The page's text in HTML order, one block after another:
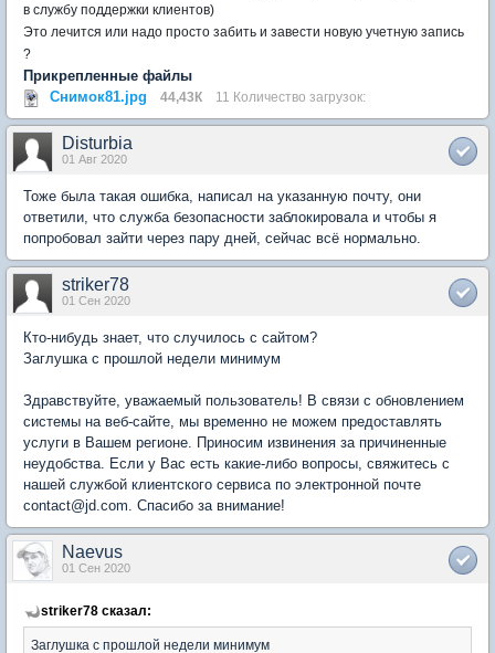
в службу поддержки клиентов)
Это лечится или надо просто забить и завести новую учетную запись
?
Прикрепленные файлы
Снимок81.jpg
44,43К 11 Количество загрузок:
Disturbia
01 Авг 2020
Тоже была такая ошибка, написал на указанную почту, они
ответили, что служба безопасности заблокировала и чтобы я
попробовал зайти через пару дней, сейчас всё нормально.
striker78
01 Сен 2020
Кто-нибудь знает, что случилось с сайтом?
Заглушка с прошлой недели минимум
Здравствуйте, уважаемый пользователь! В связи с обновлением
системы на веб-сайте, мы временно не можем предоставлять
услуги в Вашем регионе. Приносим извинения за причиненные
неудобства. Если у Вас есть какие-либо вопросы, свяжитесь с
нашей службой клиентского сервиса по электронной почте
contact@jd.com. Спасибо за внимание!
Naevus
01 Сен 2020
striker78 сказал:
Заглушка с прошлой недели минимум